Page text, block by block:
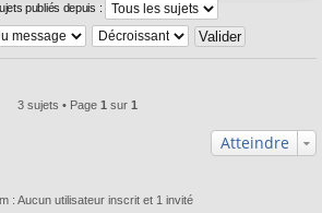
publiés depuis :
3 sujets • Page 1 sur 1
Atteindre
: Aucun utilisateur inscrit et 1 invité